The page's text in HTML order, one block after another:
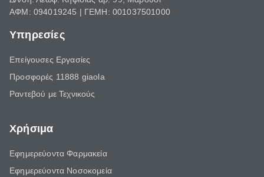
ΑΦΜ: 094019245 | ΓΕΜΗ: 001037501000
Υπηρεσίες
Επείγουσες Εργασίες
Προσφορές 11888 giaola
Ραντεβού με Τεχνικούς
Χρήσιμα
Εφημερεύοντα Φαρμακεία
Εφημερεύοντα Νοσοκομεία